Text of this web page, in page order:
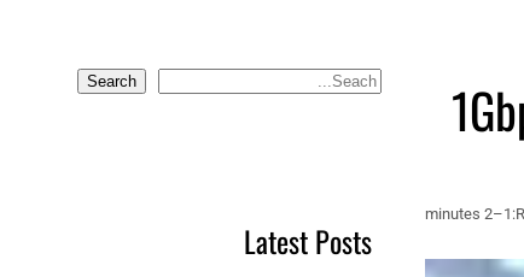
1–2 minutes
S
Search
Latest Posts